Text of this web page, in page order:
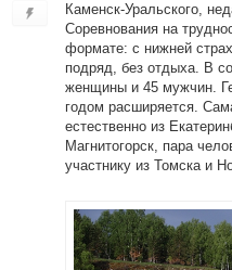
Каменск-Уральского,
Соревнования на
формате: с нижней
подряд, без отдыха. В
женщины и 45 мужчин.
годом расширяется.
естественно из
Магнитогорск, пара
участнику из Томска и